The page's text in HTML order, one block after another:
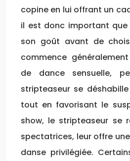
copine en lui offrant un
il est donc important que
son goût avant de
commence
de dance sensuelle,
stripteaseur se
tout en favorisant le
show, le stripteaseur se
spectatrices, leur offre
danse privilégiée.